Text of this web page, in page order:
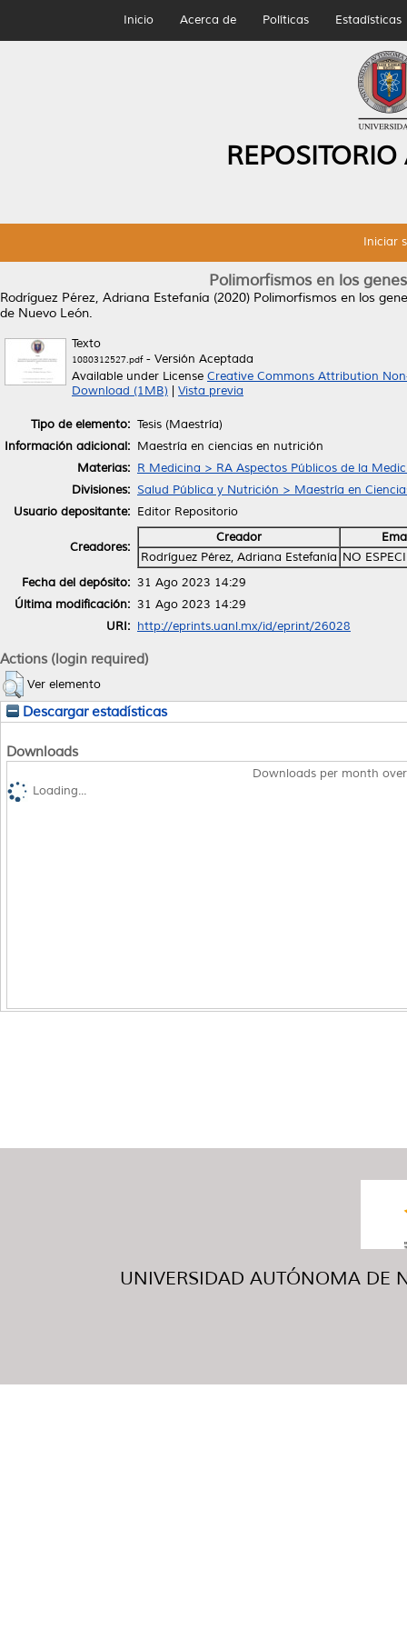
Inicio Acerca de Políticas Estadísticas
Iniciar
Polimorfismos en los
Rodríguez Pérez, Adriana Estefanía (2020) Polimorfismos en los
de Nuevo León.
Texto
1080312527.pdf- Versión Aceptada
Available under License Creative Commons Attribution
Download (1MB)
Vista previa
Tipo de elemento: Tesis (Maestría)
Información adicional: Maestría en ciencias en nutrición
Materias: R Medicina > RA Aspectos Públicos de la
Divisiones: Salud Pública y Nutrición > Maestría en
Usuario depositante: Editor Repositorio
Creadores:
Creador
Rodríguez Pérez, Adriana Estefanía NO
Fecha del depósito: 31 Ago 2023 14:29
Última modificación: 31 Ago 2023 14:29
URI: http://eprints.uanl.mx/id/eprint/26028
Actions (login required)
Ver elemento
Descargar estadísticas
Downloads
Downloads per month
Loading...
UNIVERSIDAD AUTÓNOMA DE